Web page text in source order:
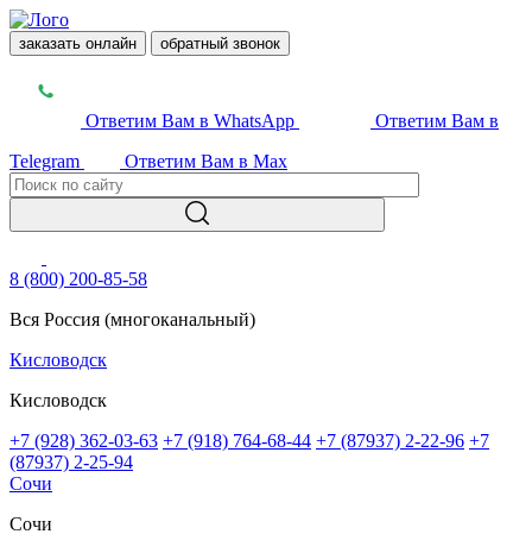
заказать онлайн обратный звонок
Ответим Вам в WhatsApp
Ответим Вам в
Telegram
Ответим Вам в Max
8 (800) 200-85-58
Вся Россия (многоканальный)
Кисловодск
Кисловодск
+7 (928) 362-03-63 +7 (918) 764-68-44 +7 (87937) 2-22-96 +7
(87937) 2-25-94
Сочи
Сочи